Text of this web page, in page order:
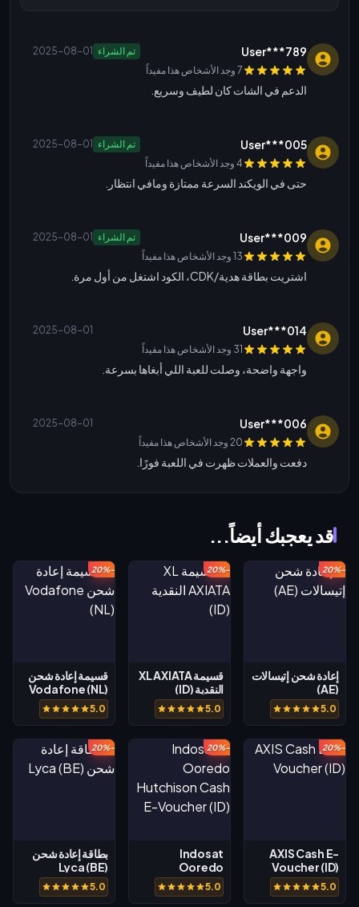
User***789 تم الشراء 2025-08-01
7 وجد الأشخاص هذا مفيداً
الدعم في الشات كان لطيف وسريع.
User***005 تم الشراء 2025-08-01
4 وجد الأشخاص هذا مفيداً
حتى في الويكند السرعة ممتازة ومافي انتظار.
User***009 تم الشراء 2025-08-01
13 وجد الأشخاص هذا مفيداً
اشتريت بطاقة هدية/CDK، الكود اشتغل من أول مرة.
User***014
2025-08-01
31 وجد الأشخاص هذا مفيداً
واجهة واضحة، وصلت للعبة اللي أبغاها بسرعة.
User***006
2025-08-01
20 وجد الأشخاص هذا مفيداً
دفعت والعملات ظهرت في اللعبة فورًا.
قد يعجبك أيضاً...
-20%
إعادة شحن إتيسالات
(AE)
5.0
-20%
قسيمة XL AXIATA
النقدية (ID)
5.0
-20%
قسيمة إعادة شحن
Vodafone (NL)
5.0
-20%
AXIS Cash E-
Voucher (ID)
5.0
-20%
Indosat
Ooredo
Hutchison
Cash E-
5.0
-20%
بطاقة إعادة شحن
Lyca (BE)
5.0